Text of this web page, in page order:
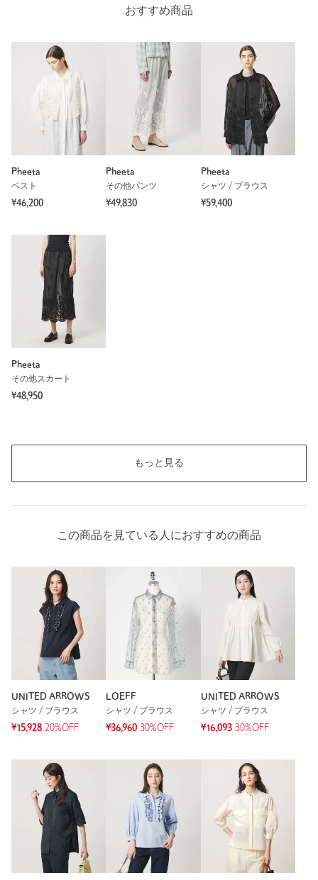
おすすめ商品
Pheeta
ベスト
¥46,200
Pheeta
その他パンツ
¥49,830
Pheeta
シャツ / ブラウス
¥59,400
Pheeta
その他スカート
¥48,950
もっと見る
この商品を見ている人におすすめの商品
UNITED ARROWS
シャツ / ブラウス
¥15,928 20%OFF
LOEFF
シャツ / ブラウス
¥36,960 30%OFF
UNITED ARROWS
シャツ / ブラウス
¥16,093 30%OFF